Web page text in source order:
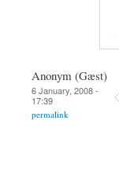
Anonym (Gæst)
6 January, 2008 -
17:39
permalink